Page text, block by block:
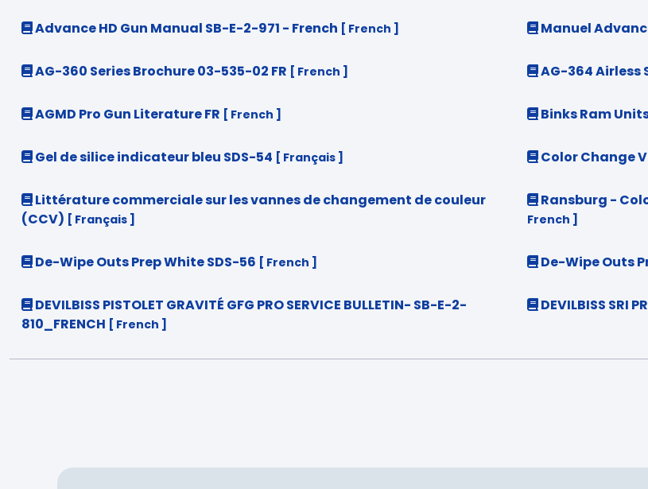
Advance HD Gun Manual SB-E-2-971 - French [ French ] Manuel
AG-360 Series Brochure 03-535-02 FR [ French ] AG-364 Airless
AGMD Pro Gun Literature FR [ French ] Binks Ram
Gel de silice indicateur bleu SDS-54 [ Français ] Color Change
Littérature commerciale sur les vannes de changement de couleur
(CCV) [ Français ]
Ransburg -
French ]
De-Wipe Outs Prep White SDS-56 [ French ] De-Wipe Outs
DEVILBISS PISTOLET GRAVITÉ GFG PRO SERVICE BULLETIN- SB-E-2-
810_FRENCH [ French ]
DEVILBISS SRI